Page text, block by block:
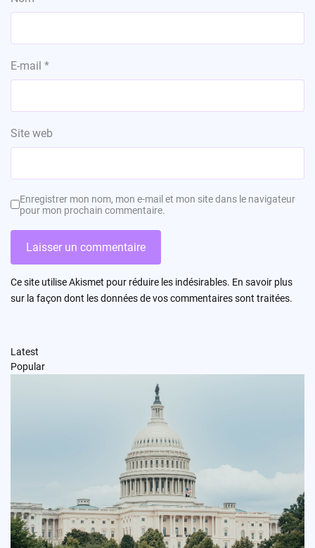
E-mail *
Site web
Enregistrer mon nom, mon e-mail et mon site dans le navigateur
pour mon prochain commentaire.
Ce site utilise Akismet pour réduire les indésirables. En savoir plus
sur la façon dont les données de vos commentaires sont traitées.
Latest
Popular